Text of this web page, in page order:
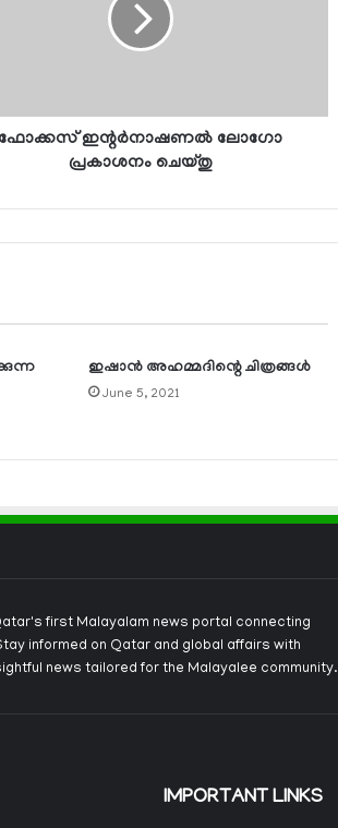
ഇന്റര്‍നാഷണല്‍ ലോഗോ
പ്രകാശനം ചെയ്തു
ഇഷാന്‍ അഹമ്മദിന്റെ ചിത്രങ്ങള്‍
June 5, 2021
first Malayalam news portal connecting
informed on Qatar and global affairs with
news tailored for the Malayalee community.
IMPORTANT LINKS